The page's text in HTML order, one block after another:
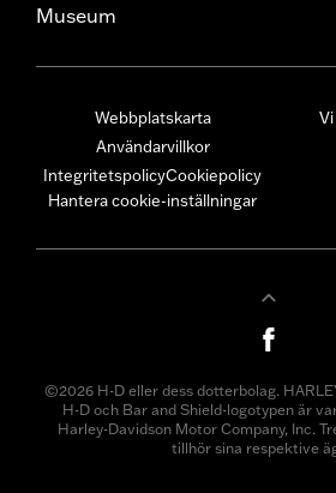
Museum
Webbplatskarta
Användarvillkor
IntegritetspolicyCookiepolicy
Hantera cookie-inställningar
©2026 H-D eller dess dotterbolag.
H-D och Bar and Shield-logotypen är
Harley-Davidson Motor Company, Inc.
tillhör sina respektive